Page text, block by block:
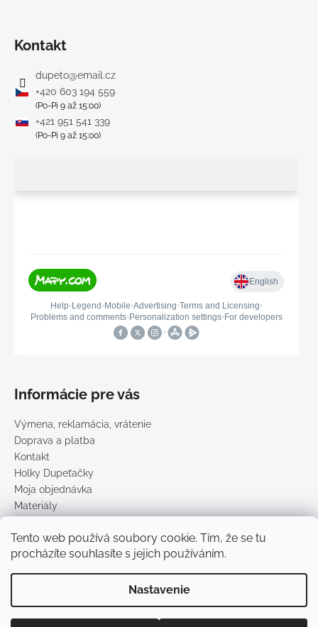
Tento web používá soubory cookie. Tím, že se tu
procházíte souhlasíte s jejich používáním.
Nastavenie
Kontakt
dupeto@email.cz
+420 603 194 559
(Po-Pi 9 až 15:00)
+421 951 541 339
(Po-Pi 9 až 15:00)
Informácie pre vás
Výmena, reklamácia, vrátenie
Doprava a platba
Kontakt
Holky Dupeťačky
Moja objednávka
Materiály
Podmienky ochrany osobných údajov
Predávané značky
Copyright 2026DUPETO. Všetky práva vyhradené.Upraviť